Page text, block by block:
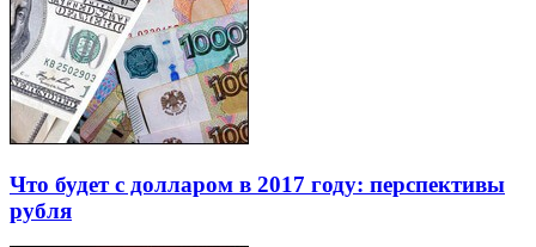
Что будет с долларом в 2017 году: перспективы
рубля